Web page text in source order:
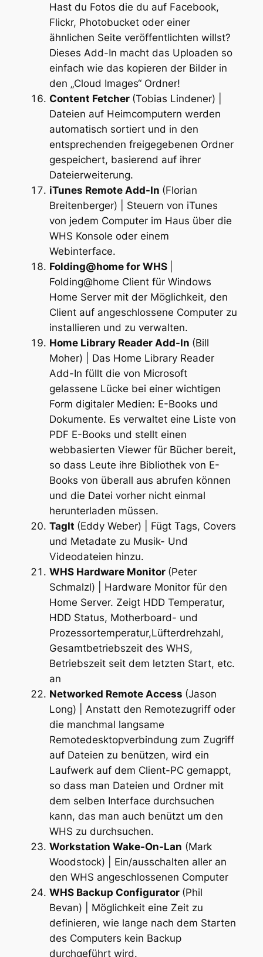
Hast du Fotos die du auf Facebook,
Flickr, Photobucket oder einer
ähnlichen Seite veröffentlichten willst?
Dieses Add-In macht das Uploaden so
einfach wie das kopieren der Bilder in
den „Cloud Images“ Ordner!
Content Fetcher (Tobias Lindener) |
Dateien auf Heimcomputern werden
automatisch sortiert und in den
entsprechenden freigegebenen Ordner
gespeichert, basierend auf ihrer
Dateierweiterung.
iTunes Remote Add-In (Florian
Breitenberger) | Steuern von iTunes
von jedem Computer im Haus über die
WHS Konsole oder einem
Webinterface.
Folding@home for WHS
Folding@home Client für Windows
Home Server mit der Möglichkeit, den
Client auf angeschlossene Computer zu
installieren und zu verwalten.
Home Library Reader Add-In (Bill
Moher) | Das Home Library Reader
Add-In füllt die von Microsoft
gelassene Lücke bei einer wichtigen
Form digitaler Medien: E-Books und
Dokumente. Es verwaltet eine Liste von
PDF E-Books und stellt einen
webbasierten Viewer für Bücher bereit,
so dass Leute ihre Bibliothek von E-
Books von überall aus abrufen können
und die Datei vorher nicht einmal
herunterladen müssen.
TagIt (Eddy Weber) | Fügt Tags, Covers
und Metadate zu Musik- Und
Videodateien hinzu.
WHS Hardware Monitor (Peter
Schmalzl) | Hardware Monitor für den
Home Server. Zeigt HDD Temperatur,
HDD Status, Motherboard- und
Prozessortemperatur,Lüfterdrehzahl,
Gesamtbetriebszeit des WHS,
Betriebszeit seit dem letzten Start, etc.
an
Networked Remote Access (Jason
Long) | Anstatt den Remotezugriff oder
die manchmal langsame
Remotedesktopverbindung zum Zugriff
auf Dateien zu benützen, wird ein
Laufwerk auf dem Client-PC gemappt,
so dass man Dateien und Ordner mit
dem selben Interface durchsuchen
kann, das man auch benützt um den
WHS zu durchsuchen.
Workstation Wake-On-Lan (Mark
Woodstock) | Ein/ausschalten aller an
den WHS angeschlossenen Computer
WHS Backup Configurator (Phil
Bevan) | Möglichkeit eine Zeit zu
definieren, wie lange nach dem Starten
des Computers kein Backup
durchgeführt wird.